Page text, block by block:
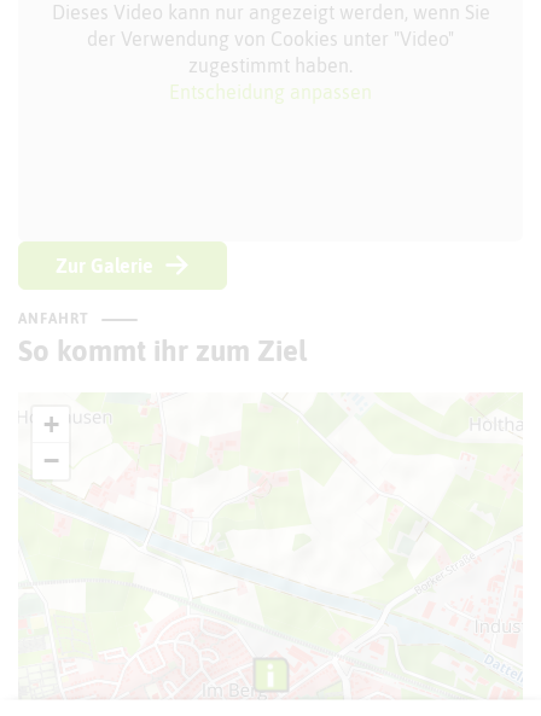
Dieses Video kann nur angezeigt werden, wenn Sie
der Verwendung von Cookies unter "Video"
zugestimmt haben.
Entscheidung anpassen
Zur Galerie
ANFAHRT
So kommt ihr zum Ziel
+
−